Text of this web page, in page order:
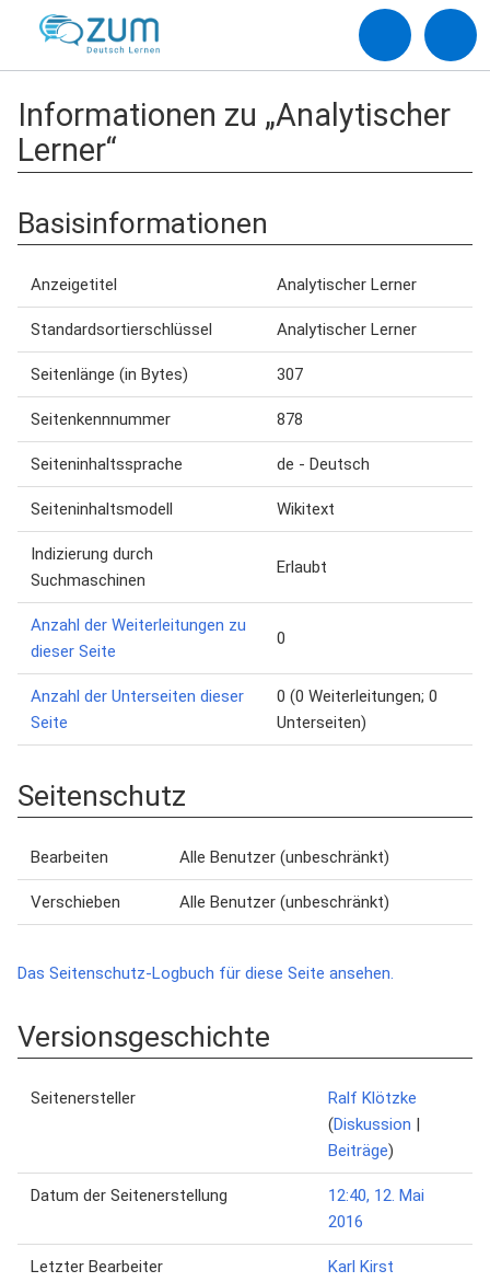
Informationen zu „Analytischer
Lerner“
Basisinformationen
Anzeigetitel Analytischer Lerner
Standardsortierschlüssel Analytischer Lerner
Seitenlänge (in Bytes) 307
Seitenkennnummer 878
Seiteninhaltssprache de - Deutsch
Seiteninhaltsmodell Wikitext
Indizierung durch
Suchmaschinen
Erlaubt
Anzahl der Weiterleitungen zu
dieser Seite
0
Anzahl der Unterseiten dieser
Seite
0 (0 Weiterleitungen; 0
Unterseiten)
Seitenschutz
Bearbeiten Alle Benutzer (unbeschränkt)
Verschieben Alle Benutzer (unbeschränkt)
Das Seitenschutz-Logbuch für diese Seite ansehen.
Versionsgeschichte
Seitenersteller
Ralf Klötzke
(Diskussion |
Beiträge)
Datum der Seitenerstellung
12:40, 12. Mai
2016
Letzter Bearbeiter
Karl Kirst